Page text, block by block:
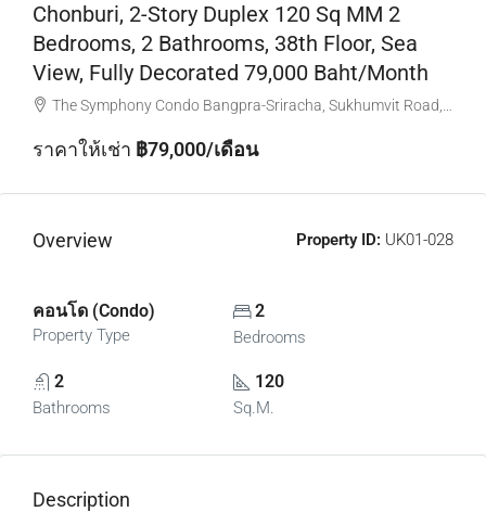
Chonburi, 2-Story Duplex 120 Sq MM 2
Bedrooms, 2 Bathrooms, 38th Floor, Sea
View, Fully Decorated 79,000 Baht/month
The Symphony Condo Bangpra-Sriracha, Sukhumvit Road, Saen Suk, เมือง Chon Buri, Thailand
ราคาให้เช่า ฿79,000/เดือน
Overview Property ID: UK01-028
คอนโด (Condo)
Property Type
2
Bedrooms
2
Bathrooms
120
Sq.M.
Description